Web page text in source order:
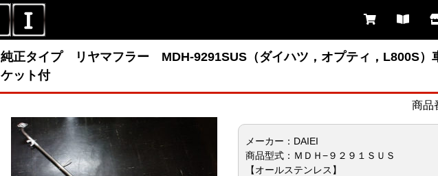
純正タイプ リヤマフラー MDH-9291SUS（ダイハツ，オプティ，L800S）
ケット付
商品
メーカー：DAIEI
商品型式：ＭＤＨ−９２９１ＳＵＳ
【オールステンレス】